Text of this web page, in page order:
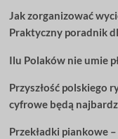
laptopa,
który
Jak zorganizować
Praktyczny poradnik
Ilu Polaków nie umie
Przyszłość polskiego
cyfrowe będą
Przekładki piankowe